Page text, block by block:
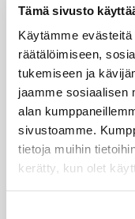
Tämä sivusto
Käytämme
räätälöimiseen,
tukemiseen ja
jaamme sosiaalisen
alan
sivustoamme.
tietoja muihin
kerätty, kun olet
Crux-lehti
JOBI
TYÖELÄMÄOPAS
Työnhaku